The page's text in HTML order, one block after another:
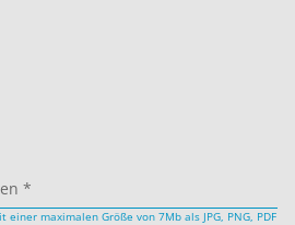
*
maximalen Größe von 7Mb als JPG, PNG, PDF